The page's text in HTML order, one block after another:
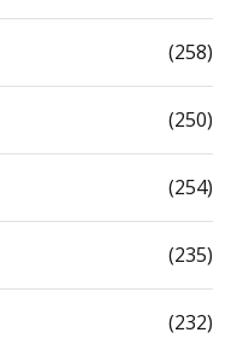
(258)
(250)
(254)
(235)
(232)